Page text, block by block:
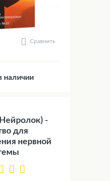
Сравнить
наличии
-
для
нервной